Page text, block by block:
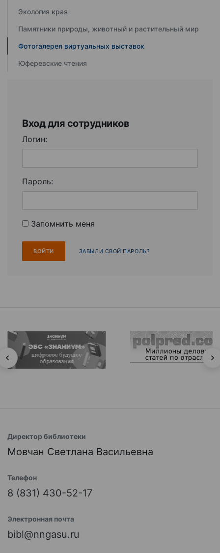
Экология края
Памятники природы, животный и растительный мир
Фотогалерея виртуальных выставок
Юферевские чтения
Вход для сотрудников
Логин:
Пароль:
Запомнить меня
ЗАБЫЛИ СВОЙ ПАРОЛЬ?
Директор библиотеки
Мовчан Светлана Васильевна
Телефон
8 (831) 430-52-17
Электронная почта
bibl@nngasu.ru